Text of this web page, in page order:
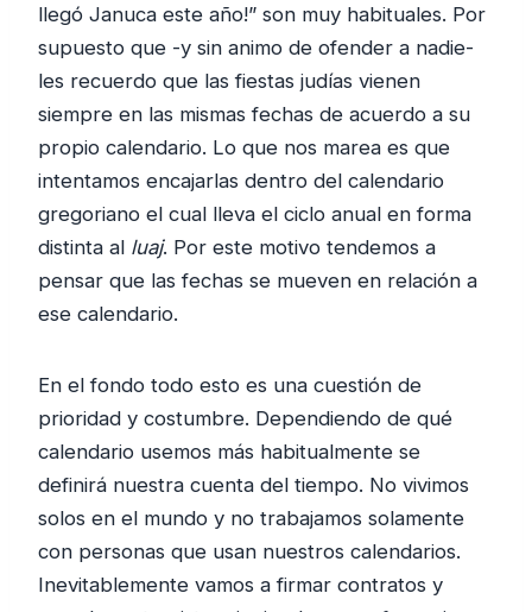
llegó Januca este año!” son muy habituales. Por
supuesto que -y sin animo de ofender a nadie-
les recuerdo que las fiestas judías vienen
siempre en las mismas fechas de acuerdo a su
propio calendario. Lo que nos marea es que
intentamos encajarlas dentro del calendario
gregoriano el cual lleva el ciclo anual en forma
distinta al luaj. Por este motivo tendemos a
pensar que las fechas se mueven en relación a
ese calendario.
En el fondo todo esto es una cuestión de
prioridad y costumbre. Dependiendo de qué
calendario usemos más habitualmente se
definirá nuestra cuenta del tiempo. No vivimos
solos en el mundo y no trabajamos solamente
con personas que usan nuestros calendarios.
Inevitablemente vamos a firmar contratos y